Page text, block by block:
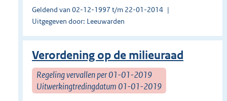
Geldend van 02-12-1997 t/m 22-01-2014
Uitgegeven door: Leeuwarden
Verordening op de milieuraad
Regeling vervallen per 01-01-2019
Uitwerkingtredingdatum 01-01-2019